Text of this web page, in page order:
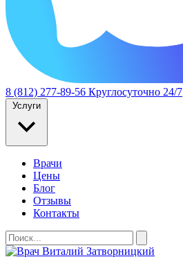
8 (812) 277-89-56 Круглосуточно 24/7
Услуги
Врачи
Цены
Блог
Отзывы
Контакты